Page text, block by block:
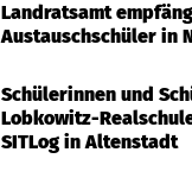
Landratsamt
Austauschschüler in
Schülerinnen und
Lobkowitz-
SITLog in Altenstadt